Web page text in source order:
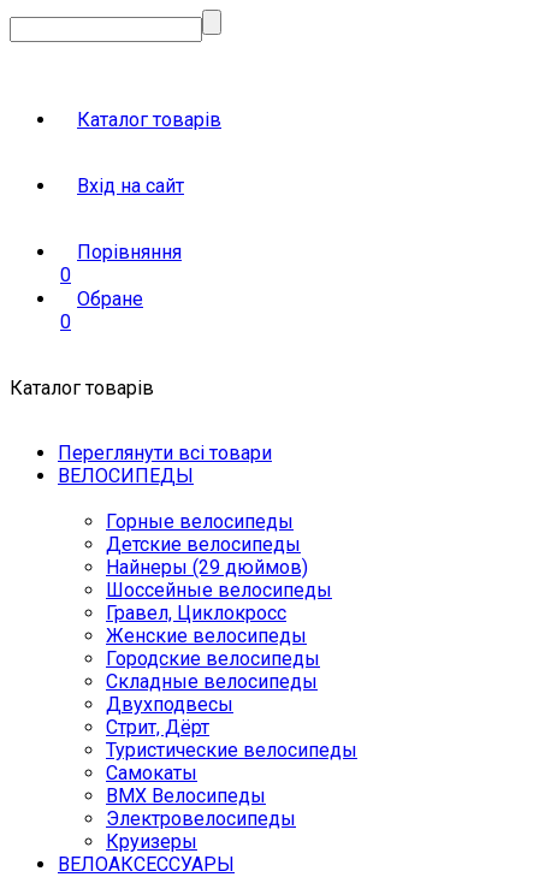
Каталог товарів
Вхід на сайт
Порівняння
0
Обране
0
Каталог товарів
Переглянути всі товари
ВЕЛОСИПЕДЫ
Горные велосипеды
Детские велосипеды
Найнеры (29 дюймов)
Шоссейные велосипеды
Гравел, Циклокросс
Женские велосипеды
Городcкие велосипеды
Складные велосипеды
Двухподвесы
Стрит, Дёрт
Туристические велосипеды
Самокаты
BMX Велосипеды
Электровелосипеды
Круизеры
ВЕЛОАКСЕССУАРЫ